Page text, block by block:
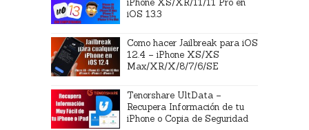
iPhone XS/XR/11/11 Pro en
iOS 13.3
Como hacer Jailbreak para iOS
12.4 – iPhone XS/XS
Max/XR/X/8/7/6/SE
Tenorshare UltData –
Recupera Información de tu
iPhone o Copia de Seguridad